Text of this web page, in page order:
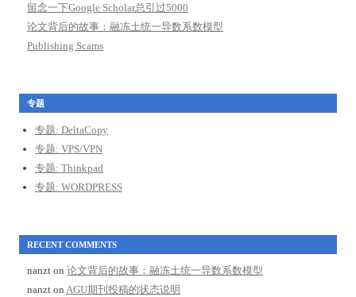
留念一下Google Scholar总引过5000
论文背后的故事：融冻土统一导数系数模型
Publishing Scams
专题
专题: DeltaCopy
专题: VPS/VPN
专题: Thinkpad
专题: WORDPRESS
RECENT COMMENTS
nanzt on 论文背后的故事：融冻土统一导数系数模型
nanzt on AGU期刊投稿的状态说明